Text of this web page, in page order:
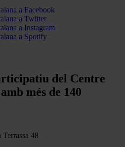
a Facebook
a Twitter
a Instagram
a Spotify
del Centre
més de 140
Terrassa 48